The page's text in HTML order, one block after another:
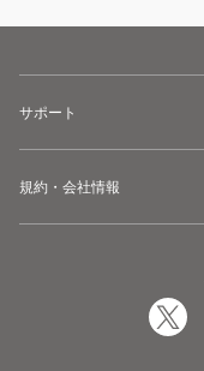
サポート
規約・会社情報